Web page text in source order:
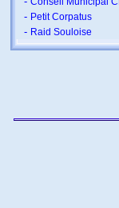
- Petit Corpatus
- Raid Souloise